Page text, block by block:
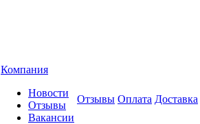
Компания
Новости
Отзывы
Вакансии
Отзывы Оплата Доставка